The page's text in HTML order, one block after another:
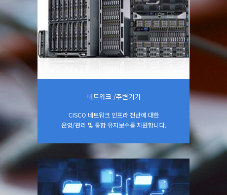
네트워크
페이지 상세보기
네트워크 /주변기기
CISCO 네트워크 인프라 전반에 대한
운영/관리 및 통합 유지보수를 지원합니다.